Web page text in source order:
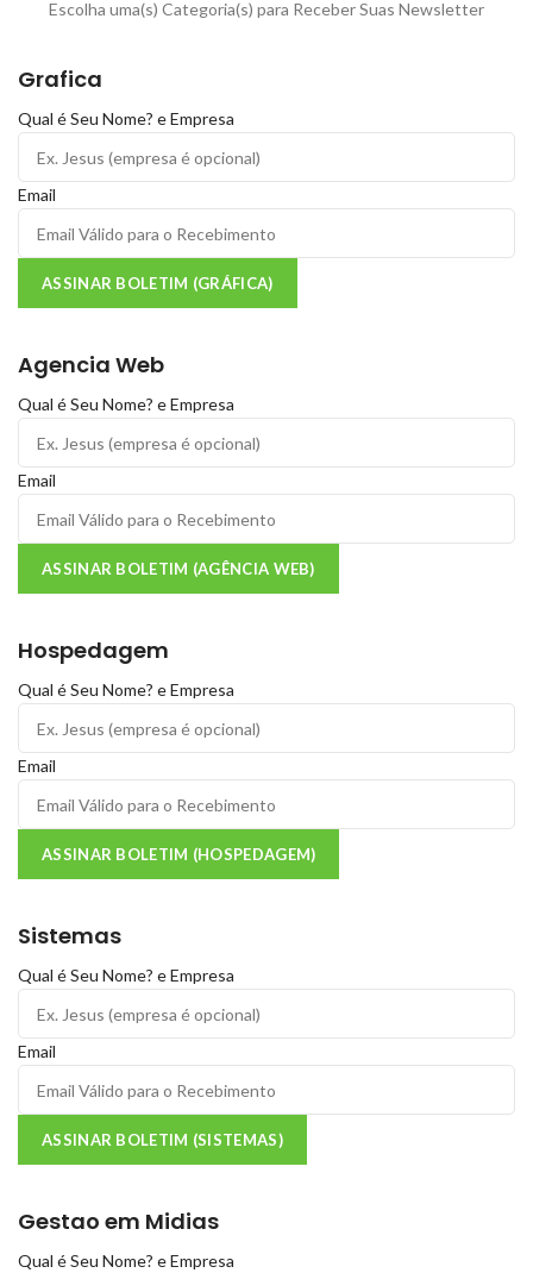
Escolha uma(s) Categoria(s) para Receber Suas Newsletter
Grafica
Qual é Seu Nome? e Empresa
Email
ASSINAR BOLETIM (GRÁFICA)
Agencia Web
Qual é Seu Nome? e Empresa
Email
ASSINAR BOLETIM (AGÊNCIA WEB)
Hospedagem
Qual é Seu Nome? e Empresa
Email
ASSINAR BOLETIM (HOSPEDAGEM)
Sistemas
Qual é Seu Nome? e Empresa
Email
ASSINAR BOLETIM (SISTEMAS)
Gestao em Midias
Qual é Seu Nome? e Empresa